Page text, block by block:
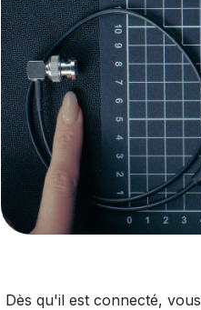
Dès qu'il est connecté,